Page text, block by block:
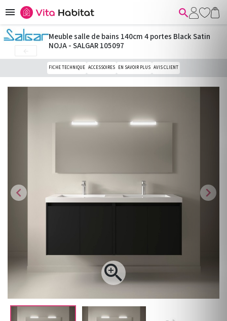
 
chevron_left

chevron_right
Meuble salle de bains 140cm 4 portes Black Satin
NOJA - SALGAR 105097
FICHE TECHNIQUE ACCESSOIRES EN SAVOIR PLUS AVIS CLIENT